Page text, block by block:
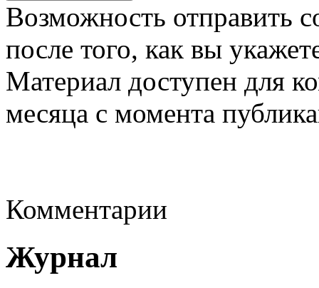
Возможность отправить
после того, как вы
Материал доступен для
месяца с момента
Комментарии
Журнал